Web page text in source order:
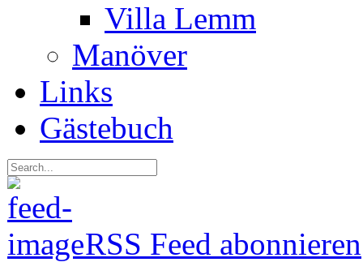
Villa Lemm
Manöver
Links
Gästebuch
RSS Feed abonnieren